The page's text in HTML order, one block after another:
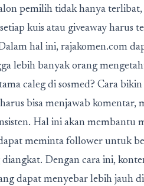
pemilih tidak hanya
kuis atau giveaway
hal ini, rajakomen.com
lebih banyak orang
caleg di sosmed? Cara bikin
bisa menjawab komentar,
Hal ini akan
meminta follower untuk
Dengan cara ini,
dapat menyebar lebih jauh